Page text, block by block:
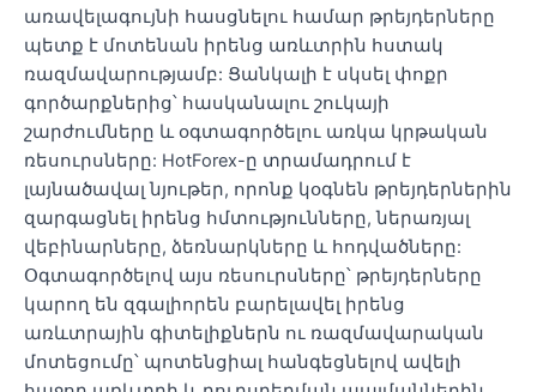
առավելագույնի հասցնելու համար թրեյդերները
պետք է մոտենան իրենց առևտրին հստակ
ռազմավարությամբ: Ցանկալի է սկսել փոքր
գործարքներից՝ հասկանալու շուկայի
շարժումները և օգտագործելու առկա կրթական
ռեսուրսները: HotForex-ը տրամադրում է
լայնածավալ նյութեր, որոնք կօգնեն թրեյդերներին
զարգացնել իրենց հմտությունները, ներառյալ
վեբինարները, ձեռնարկները և հոդվածները:
Օգտագործելով այս ռեսուրսները՝ թրեյդերները
կարող են զգալիորեն բարելավել իրենց
առևտրային գիտելիքներն ու ռազմավարական
մոտեցումը՝ պոտենցիալ հանգեցնելով ավելի